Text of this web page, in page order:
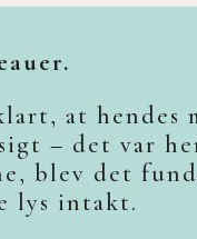
at hendes
– det var
blev det
lys intakt.